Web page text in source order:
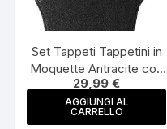
Set Tappeti Tappetini in
Moquette Antracite con
Battitacco Mr Grid Made
in Italy
29,99€
AGGIUNGI AL
CARRELLO